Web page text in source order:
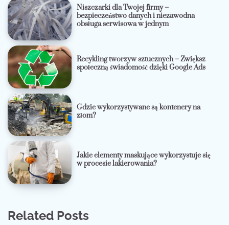
Niszczarki dla Twojej firmy –
bezpieczeństwo danych i niezawodna
obsługa serwisowa w jednym
Recykling tworzyw sztucznych – Zwiększ
społeczną świadomość dzięki Google Ads
Gdzie wykorzystywane są kontenery na
złom?
Jakie elementy maskujące wykorzystuje się
w procesie lakierowania?
Related Posts